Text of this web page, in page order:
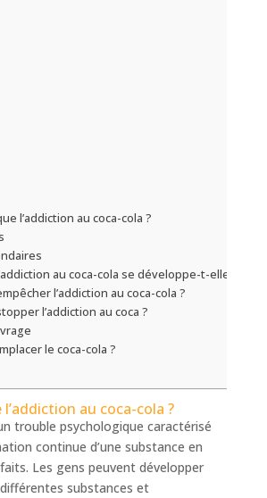
l’addiction au coca-cola ?
au coca-cola se développe-t-elle ?
l’addiction au coca-cola ?
l’addiction au coca ?
le coca-cola ?
l’addiction au coca-cola ?
trouble psychologique caractérisé
continue d’une substance en
Les gens peuvent développer
substances et